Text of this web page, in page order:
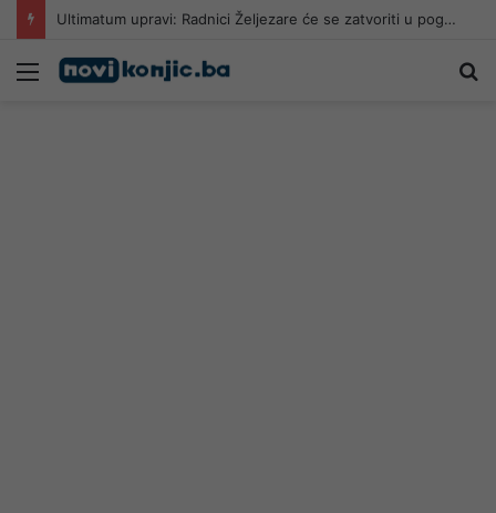
Ultimatum upravi: Radnici Željezare će se zatvoriti u pogone
Meni